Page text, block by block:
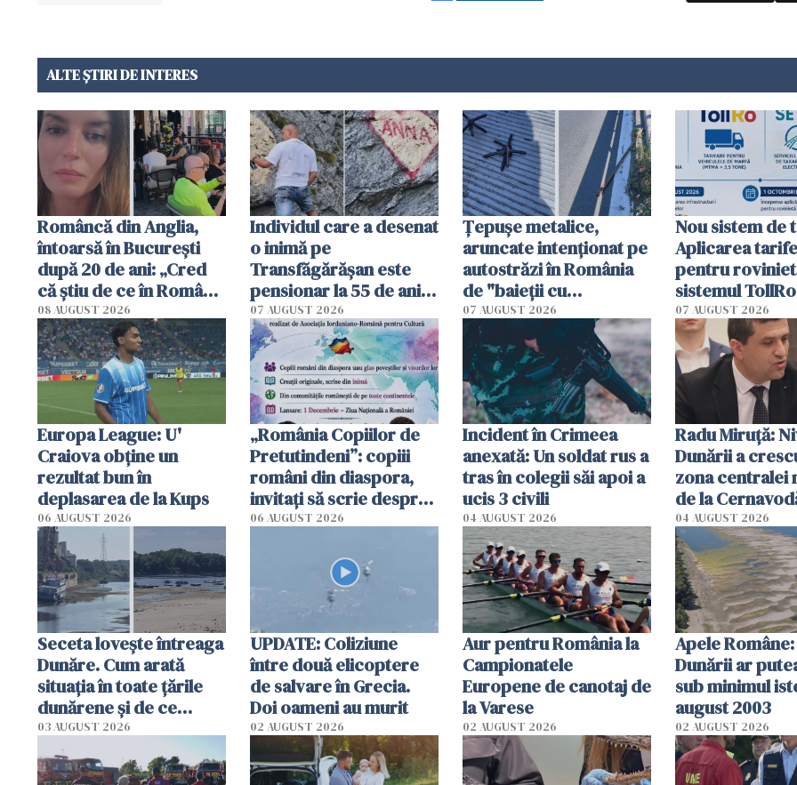
ALTE ȘTIRI DE INTERES
Româncă din Anglia,
întoarsă în București
după 20 de ani: „Cred
că știu de ce în România
se trăiește mai bine ca
în Anglia. E schimbat"
08 AUGUST 2026
Individul care a desenat
o inimă pe
Transfăgărășan este
pensionar la 55 de ani.
Poliția l-a identificat
07 AUGUST 2026
Țepușe metalice,
aruncate intenționat pe
autostrăzi în România
de "baieții cu
platforme": "Mi-au
cerut 1200 lei să mă
tracteze"
07 AUGUST 2026
Nou sistem de
Aplicarea
pentru
sistemul
începe la 1
07 AUGUST 2026
Europa League: U'
Craiova obține un
rezultat bun în
deplasarea de la Kups
06 AUGUST 2026
„România Copiilor de
Pretutindeni”: copiii
români din diaspora,
invitați să scrie despre
România într-un volum
06 AUGUST 2026
Incident în Crimeea
anexată: Un soldat rus a
tras în colegii săi apoi a
ucis 3 civili
04 AUGUST 2026
Radu Miruţă:
Dunării a
zona centralei
de la
cm faţă de
04 AUGUST 2026
Seceta lovește întreaga
Dunăre. Cum arată
situația în toate țările
dunărene și de ce
România resimte
efectele, deși a plouat
în iulie
03 AUGUST 2026
UPDATE: Coliziune
între două elicoptere
de salvare în Grecia.
Doi oameni au murit
02 AUGUST 2026
Aur pentru România la
Campionatele
Europene de canotaj de
la Varese
02 AUGUST 2026
Apele
Dunării ar
sub minimul
august 2003
02 AUGUST 2026